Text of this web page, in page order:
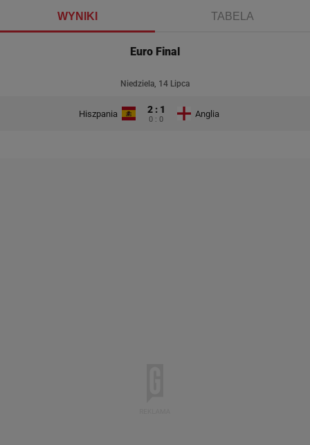
WYNIKI TABELA
Euro Final
Niedziela, 14 Lipca
Hiszpania 2 : 1
0 : 0
Anglia